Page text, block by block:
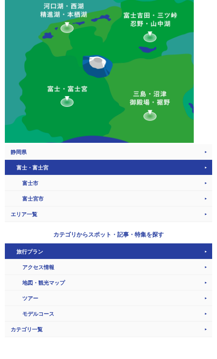
静岡県
富士・富士宮
富士市
富士宮市
エリア一覧
カテゴリから スポット・記事・特集を探す
旅行プラン
アクセス情報
地図・観光マップ
ツアー
モデルコース
カテゴリ一覧